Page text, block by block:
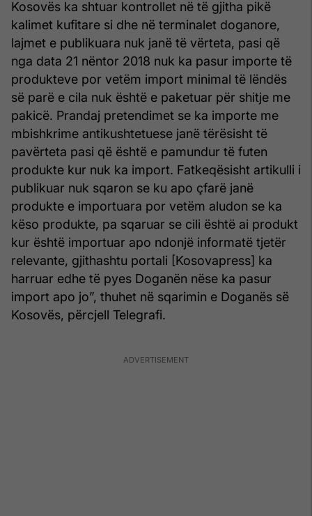
Kosovës ka shtuar kontrollet në të gjitha pikë
kalimet kufitare si dhe në terminalet doganore,
lajmet e publikuara nuk janë të vërteta, pasi që
nga data 21 nëntor 2018 nuk ka pasur importe të
produkteve por vetëm import minimal të lëndës
së parë e cila nuk është e paketuar për shitje me
pakicë. Prandaj pretendimet se ka importe me
mbishkrime antikushtetuese janë tërësisht të
pavërteta pasi që është e pamundur të futen
produkte kur nuk ka import. Fatkeqësisht artikulli i
publikuar nuk sqaron se ku apo çfarë janë
produkte e importuara por vetëm aludon se ka
këso produkte, pa sqaruar se cili është ai produkt
kur është importuar apo ndonjë informatë tjetër
relevante, gjithashtu portali [Kosovapress] ka
harruar edhe të pyes Doganën nëse ka pasur
import apo jo”, thuhet në sqarimin e Doganës së
Kosovës, përcjell Telegrafi.